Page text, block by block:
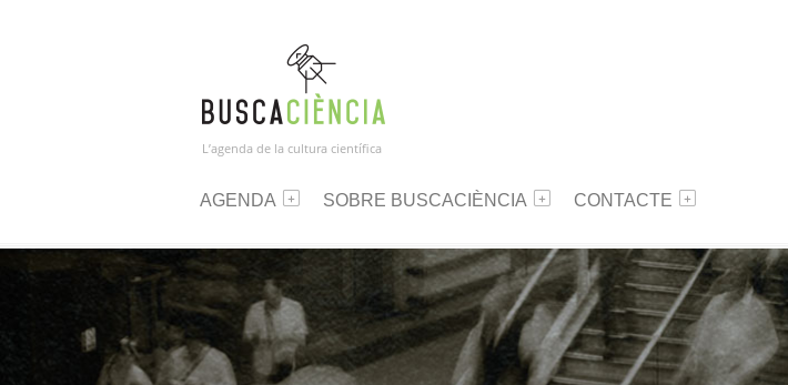
L’agenda de la cultura científica
AGENDA SOBRE BUSCACIÈNCIA CONTACTE